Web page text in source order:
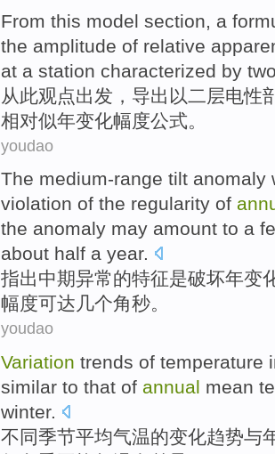
From this model section , a
the amplitude of relative
at a station characterized by
从此观点出发，导出 以二层电性
相对似年变化幅度公式。
youdao
The medium-range tilt anomaly
violation of the regularity of
the anomaly may amount to a
about half a year.
指出中期异常的特征是破坏年变
幅度可达 几个角秒。
youdao
Variation trends of temperature
similar to that of annual mean
winter.
不同季节平均气温的变化趋势与